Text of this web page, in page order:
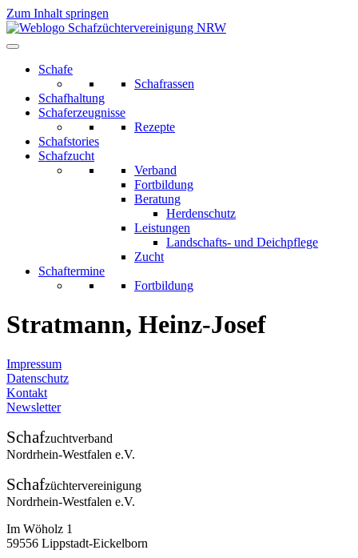
Zum Inhalt springen
Schafe
Schafrassen
Schafhaltung
Schaferzeugnisse
Rezepte
Schafstories
Schafzucht
Verband
Fortbildung
Beratung
Herdenschutz
Leistungen
Landschafts- und Deichpflege
Zucht
Schaftermine
Fortbildung
Stratmann, Heinz-Josef
Impressum
Datenschutz
Kontakt
Newsletter
Schafzuchtverband
Nordrhein-Westfalen e.V.
Schafzüchtervereinigung
Nordrhein-Westfalen e.V.
Im Wöholz 1
59556 Lippstadt-Eickelborn